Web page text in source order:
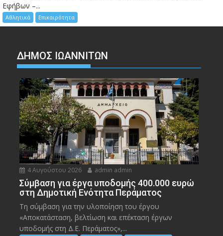
Εφήβων –...
Αθλητικά Επικαιρότητα
ΔΗΜΟΣ ΙΩΑΝΝΙΤΩΝ
4 Αυγούστου 2026 admin admin
Σύμβαση για έργα υποδομής 400.000 ευρώ
στη Δημοτική Ενότητα Περάματος
Τη σύμβαση για την υλοποίηση του έργου
«Αποκατάσταση, βελτίωση και επέκταση έργων
υποδομής στη Δ.Ε. Περάματος»,...